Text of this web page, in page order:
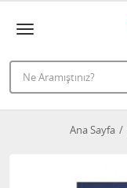
Ana Sayfa